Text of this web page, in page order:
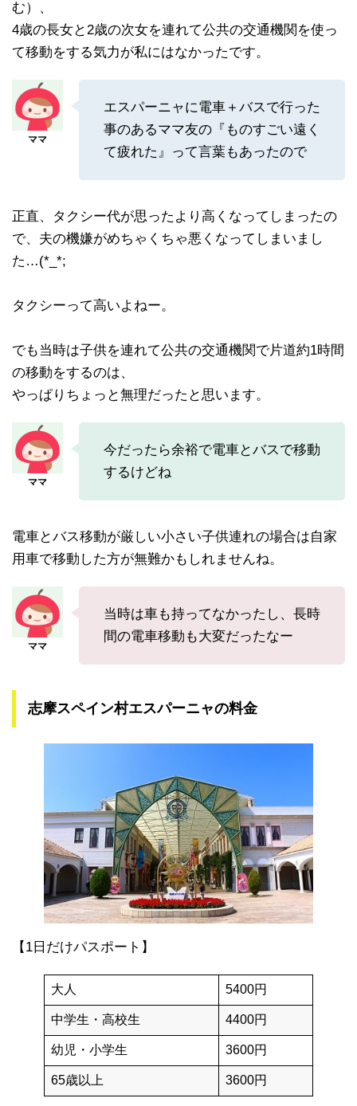
む）、
4歳の長女と2歳の次女を連れて公共の交通機関を使っ
て移動をする気力が私にはなかったです。
エスパーニャに電車＋バスで行った
事のあるママ友の『ものすごい遠く
て疲れた』って言葉もあったので
正直、タクシー代が思ったより高くなってしまったの
で、夫の機嫌がめちゃくちゃ悪くなってしまいまし
た…(*_*;
タクシーって高いよねー。
でも当時は子供を連れて公共の交通機関で片道約1時間
の移動をするのは、
やっぱりちょっと無理だったと思います。
今だったら余裕で電車とバスで移動
するけどね
電車とバス移動が厳しい小さい子供連れの場合は自家
用車で移動した方が無難かもしれませんね。
当時は車も持ってなかったし、長時
間の電車移動も大変だったなー
志摩スペイン村エスパーニャの料金
【1日だけパスポート】
大人 5400円
中学生・高校生 4400円
幼児・小学生 3600円
65歳以上 3600円